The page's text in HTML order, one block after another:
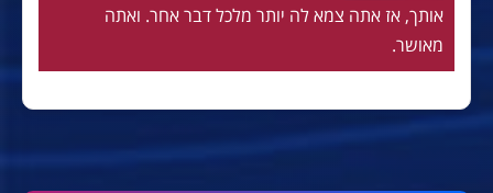
אותך, אז אתה צמא לה יותר מלכל דבר אחר. ואתה
מאושר.